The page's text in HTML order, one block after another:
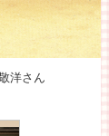
洋さん